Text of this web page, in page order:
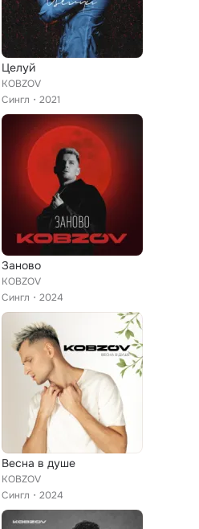
Целуй
KOBZOV
Сингл
2021
Заново
KOBZOV
Сингл
2024
Весна в душе
KOBZOV
Сингл
2024